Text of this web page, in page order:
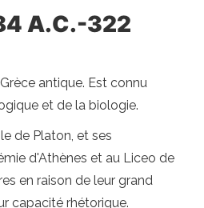
A.C.-322
antique. Est connu
et de la biologie.
de Platon, et ses
d'Athènes et au Liceo de
en raison de leur grand
capacité rhétorique.